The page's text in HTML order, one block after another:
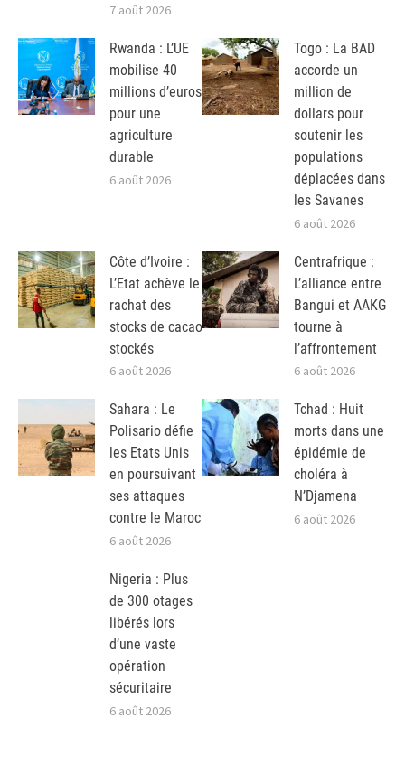
7 août 2026
Rwanda : L’UE
mobilise 40
millions d’euros
pour une
agriculture
durable
6 août 2026
Togo : La BAD
accorde un
million de
dollars pour
soutenir les
populations
déplacées dans
les Savanes
6 août 2026
Côte d’Ivoire :
L’Etat achève le
rachat des
stocks de cacao
stockés
6 août 2026
Centrafrique :
L’alliance entre
Bangui et AAKG
tourne à
l’affrontement
6 août 2026
Sahara : Le
Polisario défie
les Etats Unis
en poursuivant
ses attaques
contre le Maroc
6 août 2026
Tchad : Huit
morts dans une
épidémie de
choléra à
N’Djamena
6 août 2026
Nigeria : Plus
de 300 otages
libérés lors
d’une vaste
opération
sécuritaire
6 août 2026